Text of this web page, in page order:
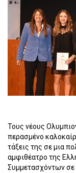
Τους νέους
περασμένο
τάξεις της σε μια
αμφιθέατρο της
Συμμετασχόντων